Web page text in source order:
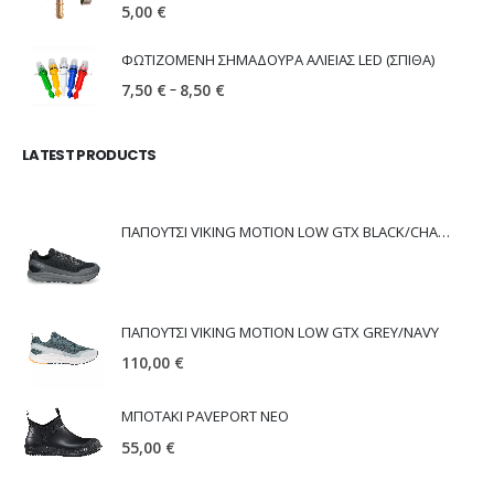
5,00 €
ΦΩΤΙΖΟΜΕΝΗ ΣΗΜΑΔΟΥΡΑ ΑΛΙΕΙΑΣ LED (ΣΠΙΘΑ)
7,50 € – 8,50 €
LATEST PRODUCTS
ΠΑΠΟΥΤΣΙ VIKING MOTION LOW GTX BLACK/CHARCOAL
ΠΑΠΟΥΤΣΙ VIKING MOTION LOW GTX GREY/NAVY
110,00 €
ΜΠΟΤΑΚΙ PAVEPORT NEO
55,00 €